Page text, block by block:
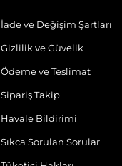
İade ve Değişim Şartları
Gizlilik ve Güvelik
Ödeme ve Teslimat
Sipariş Takip
Havale Bildirimi
Sıkca Sorulan Sorular